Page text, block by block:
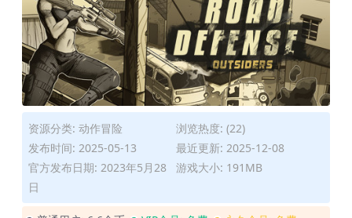
资源分类: 动作冒险
浏览热度: (22)
发布时间: 2025-05-13
最近更新: 2025-12-08
官方发布日期: 2023年5月28
日
游戏大小: 191MB